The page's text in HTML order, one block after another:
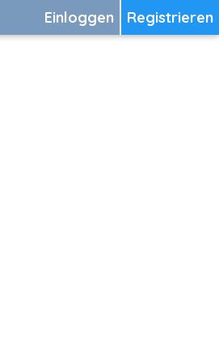
Registrieren
Einloggen